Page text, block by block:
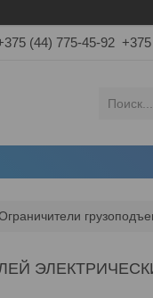
(44) 775-45-92